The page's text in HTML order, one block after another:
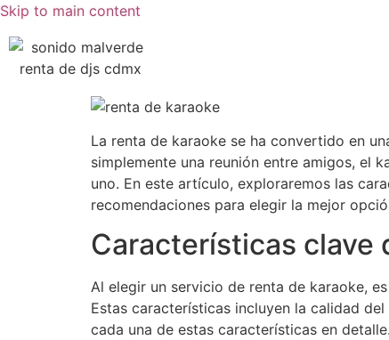
Skip to main content
La renta de karaoke se ha convertido en
simplemente una reunión entre amigos, el
uno. En este artículo, exploraremos las
recomendaciones para elegir la mejor
Características clave
Al elegir un servicio de renta de karaoke,
Estas características incluyen la calidad
cada una de estas características en detalle.